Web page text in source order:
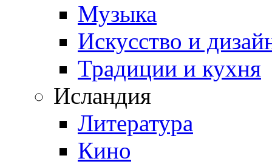
Музыка
Искусство и
Традиции и кухня
Исландия
Литература
Кино